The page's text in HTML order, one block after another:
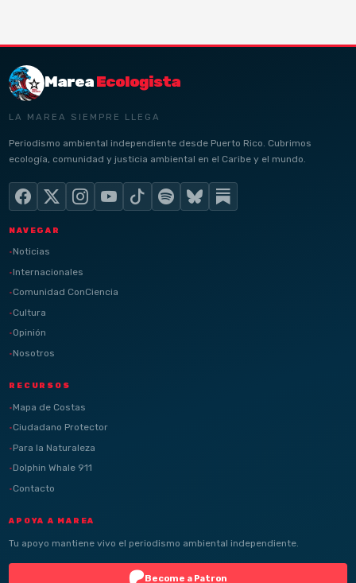
MareaEcologista
LA MAREA SIEMPRE LLEGA
Periodismo ambiental independiente desde Puerto Rico. Cubrimos
ecología, comunidad y justicia ambiental en el Caribe y el mundo.
NAVEGAR
Noticias
Internacionales
Comunidad ConCiencia
Cultura
Opinión
Nosotros
RECURSOS
Mapa de Costas
Ciudadano Protector
Para la Naturaleza
Dolphin Whale 911
Contacto
APOYA A MAREA
Tu apoyo mantiene vivo el periodismo ambiental independiente.
Become a Patron